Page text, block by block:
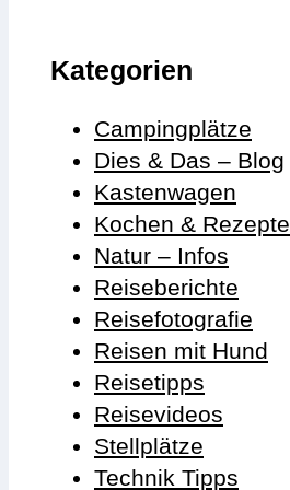
Kategorien
Campingplätze
Dies & Das – Blog
Kastenwagen
Kochen & Rezepte
Natur – Infos
Reiseberichte
Reisefotografie
Reisen mit Hund
Reisetipps
Reisevideos
Stellplätze
Technik Tipps